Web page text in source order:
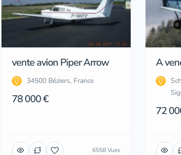
vente avion Piper Arrow
34500 Béziers, France
78 000 €
6558 Vues
A
72